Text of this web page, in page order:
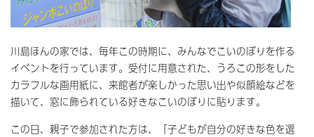
川島ほんの家では、毎年この時期に、みんなでこいのぼりを作る
イベントを行っています。受付に用意された、うろこの形をした
カラフルな画用紙に、来館者が楽しかった思い出や似顔絵などを
描いて、窓に飾られている好きなこいのぼりに貼ります。
この日、親子で参加された方は、「子どもが自分の好きな色を選